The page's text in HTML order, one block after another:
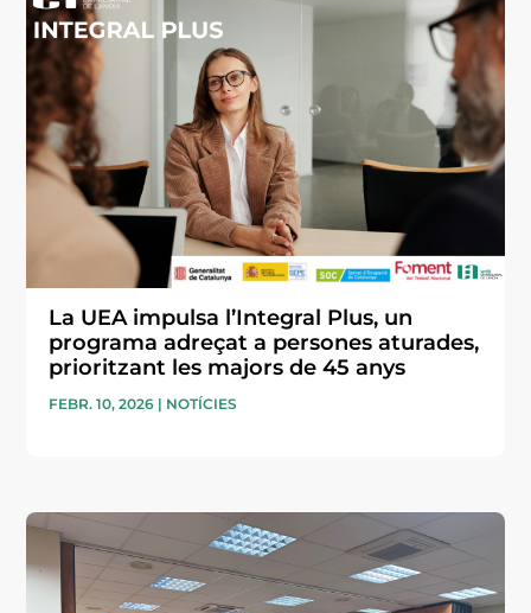
La UEA impulsa l’Integral Plus, un
programa adreçat a persones aturades,
prioritzant les majors de 45 anys
FEBR. 10, 2026 | NOTÍCIES